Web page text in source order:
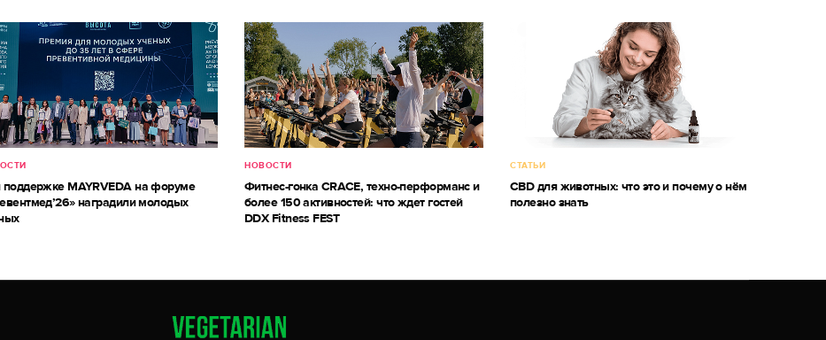
поддержке MAYRVEDA на форуме
наградили молодых
НОВОСТИ
Фитнес-гонка CRACE, техно-перформанс и
более 150 активностей: что ждет гостей
DDX Fitness FEST
СТАТЬИ
CBD для животных: что это и почему о нём
полезно знать